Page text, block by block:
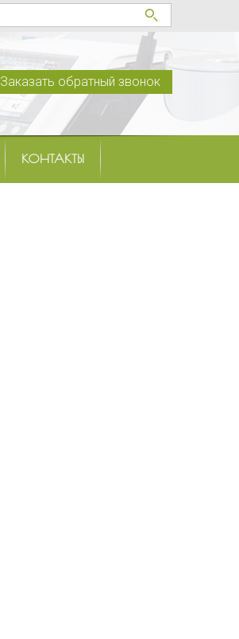
Заказать обратный звонок
КОНТАКТЫ